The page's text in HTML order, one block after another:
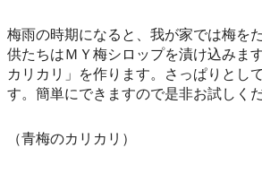
梅雨の時期になると、我が家では梅を
供たちはＭＹ梅シロップを漬け込みま
カリカリ」を作ります。さっぱりとし
す。簡単にできますので是非お試しくだ
（青梅のカリカリ）